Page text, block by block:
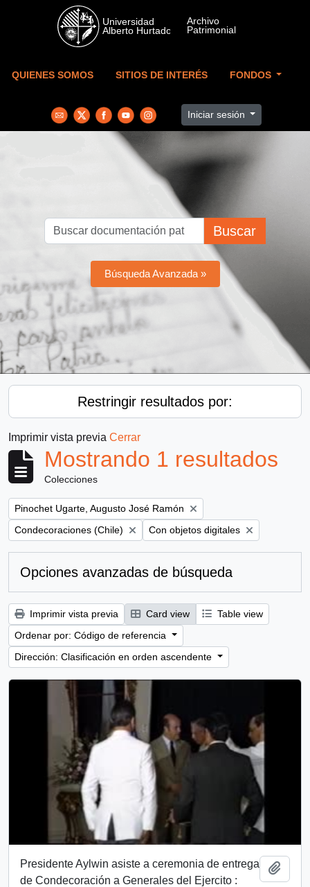
Skip to main content
QUIENES SOMOS SITIOS DE INTERÉS FONDOS
Iniciar sesión
Buscar
Búsqueda Avanzada »
Restringir resultados por:
Imprimir vista previa Cerrar
Mostrando 1 resultados
Colecciones
Remove filter:
Pinochet Ugarte, Augusto José Ramón
Remove filter:
Condecoraciones (Chile) Remove filter:
Con objetos digitales
Opciones avanzadas de búsqueda
Imprimir vista previa Card view
Table view
Ordenar por: Código de referencia
Dirección: Clasificación en orden ascendente
Presidente Aylwin asiste a ceremonia de entrega
de Condecoración a Generales del Ejercito :